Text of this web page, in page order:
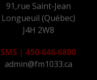
91,rue Saint-Jean
Longueuil (Québec)
J4H 2W8
SMS | 450-646-6800
admin@fm1033.ca